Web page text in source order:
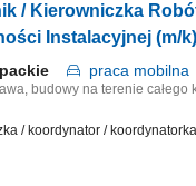
pod słupy SN, aparaturę,
pracy zespołów
/ Kierowniczka
Instalacyjnej (m/k)
praca mobilna
budowy na terenie całego
/ koordynator / koordynatorka